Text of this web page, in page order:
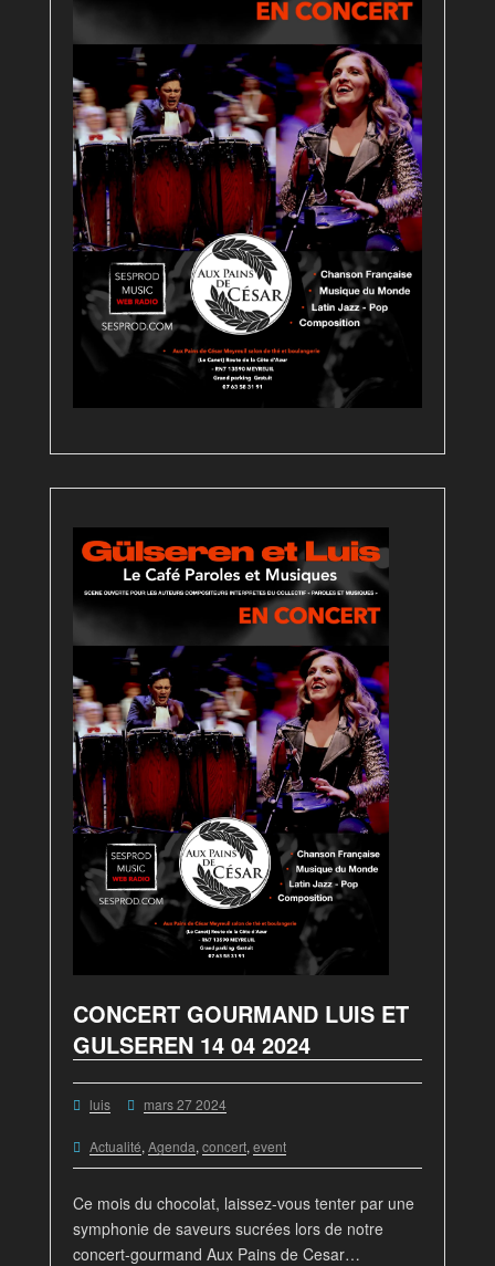
CONCERT GOURMAND LUIS ET
GULSEREN 14 04 2024
luis mars 27 2024
Actualité, Agenda, concert, event
Ce mois du chocolat, laissez-vous tenter par une
symphonie de saveurs sucrées lors de notre
concert-gourmand Aux Pains de Cesar…